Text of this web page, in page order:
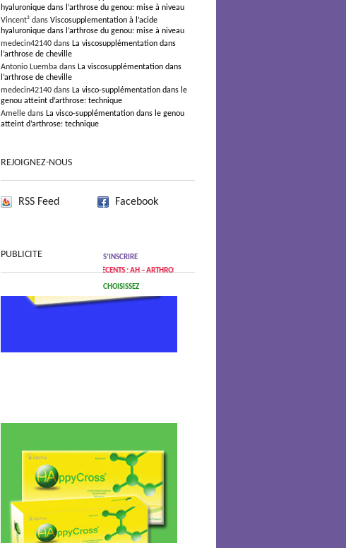
hyaluronique dans l’arthrose du genou: mise à niveau
Vincent² dans Viscosupplementation à l’acide
hyaluronique dans l’arthrose du genou: mise à niveau
medecin42140 dans La viscosupplémentation dans
l’arthrose de cheville
Antonio Luemba dans La viscosupplémentation dans
l’arthrose de cheville
medecin42140 dans La visco-supplémentation dans le
genou atteint d’arthrose: technique
Amelle dans La visco-supplémentation dans le genou
atteint d’arthrose: technique
REJOIGNEZ-NOUS
RSS Feed Facebook
S’INSCRIRE
ARTICLES RÉCENTS : AH – ARTHROSE
CHOISISSEZ
PUBLICITE